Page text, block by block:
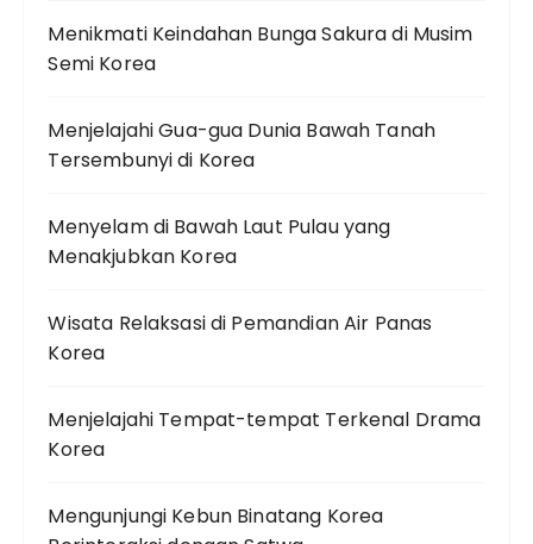
Menikmati Keindahan Bunga Sakura di Musim
Semi Korea
Menjelajahi Gua-gua Dunia Bawah Tanah
Tersembunyi di Korea
Menyelam di Bawah Laut Pulau yang
Menakjubkan Korea
Wisata Relaksasi di Pemandian Air Panas
Korea
Menjelajahi Tempat-tempat Terkenal Drama
Korea
Mengunjungi Kebun Binatang Korea